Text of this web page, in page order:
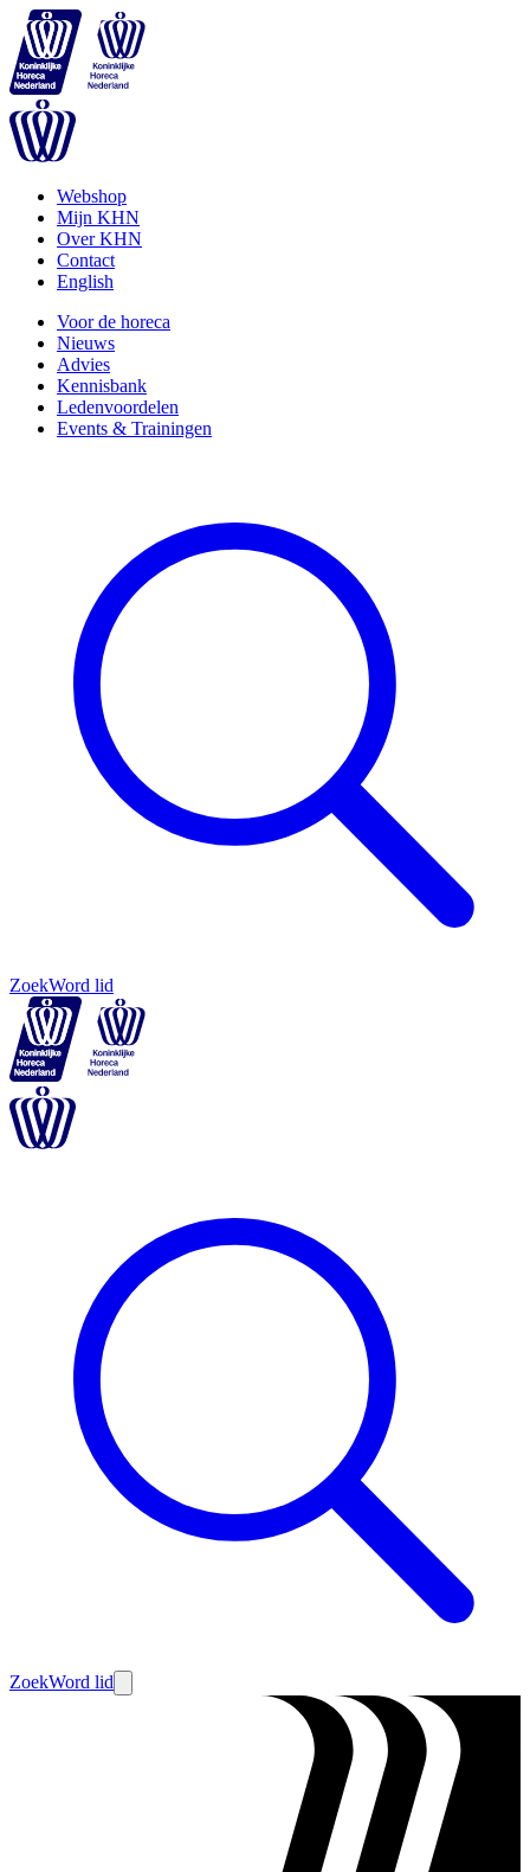
Webshop
Mijn KHN
Over KHN
Contact
English
Voor de horeca
Nieuws
Advies
Kennisbank
Ledenvoordelen
Events & Trainingen
ZoekWord lid
ZoekWord lid